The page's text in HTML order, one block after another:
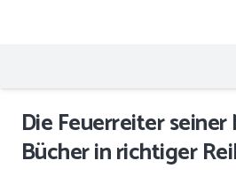
Die Feuerreiter
Bücher in richtiger